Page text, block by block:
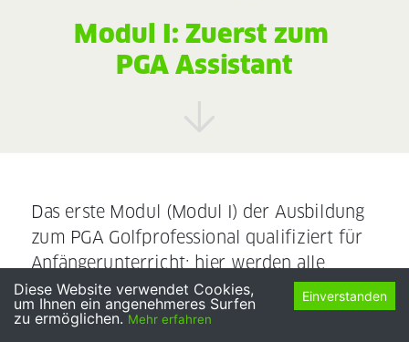
Modul I: Zuerst zum
PGA Assistant
Das erste Modul (Modul I) der Ausbildung
zum PGA Golfprofessional qualifiziert für
Anfängerunterricht; hier werden alle
Kenntnisse und Fertigkeiten vermittelt, die
für die Durchführung von
Diese Website verwendet Cookies,
um Ihnen ein angenehmeres Surfen
zu ermöglichen.Mehr erfahren
Einverstanden